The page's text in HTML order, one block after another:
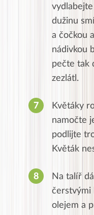
dužinu
a čočkou
nádivkou
pečte tak
zezlátl.
Květáky
namočte
podlijte
Květák
Na talíř
čerstvými
olejem a